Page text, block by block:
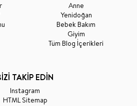
Anne
Yenidoğan
Bebek Bakım
Giyim
Tüm Blog İçerikleri
TAKİP EDİN
Instagram
HTML Sitemap